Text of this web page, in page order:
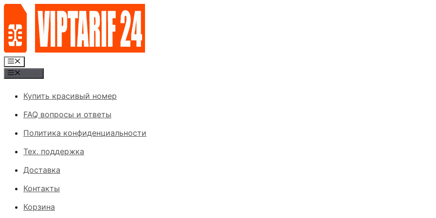
Перейти
содержимому
Меню
Купить красивый номер
FAQ вопросы и ответы
Политика конфиденциальности
Тех. поддержка
Доставка
Контакты
Корзина